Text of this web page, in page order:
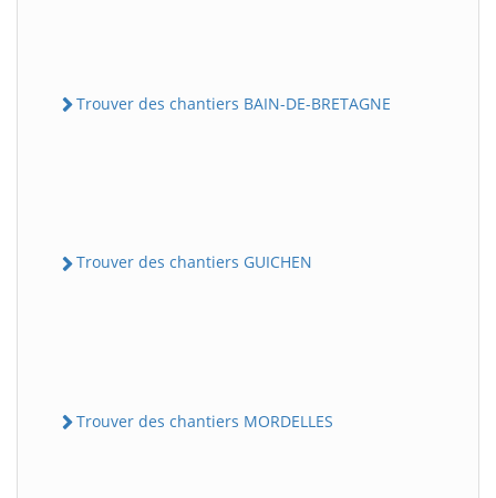
Trouver des chantiers BAIN-DE-BRETAGNE
Trouver des chantiers GUICHEN
Trouver des chantiers MORDELLES